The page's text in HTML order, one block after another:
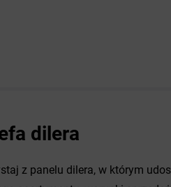
dilera
z panelu dilera, w którym